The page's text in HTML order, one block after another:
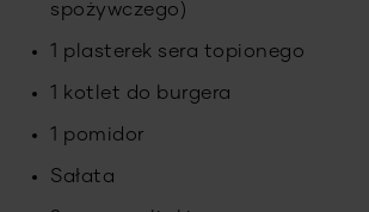
spożywczego)
1 plasterek sera topionego
1 kotlet do burgera
1 pomidor
Sałata